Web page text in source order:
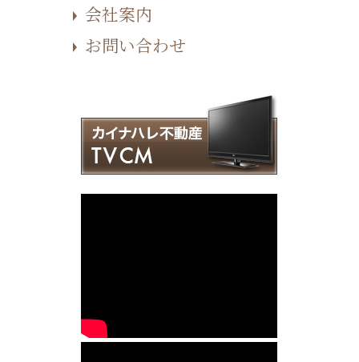
会社案内
お問い合わせ